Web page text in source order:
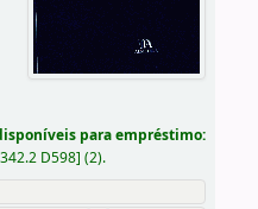
para empréstimo:
342.2 D598] (2).